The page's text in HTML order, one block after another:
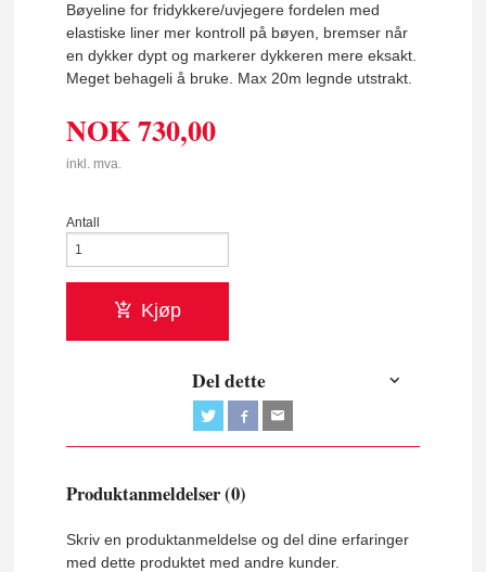
Bøyeline for fridykkere/uvjegere fordelen med
elastiske liner mer kontroll på bøyen, bremser når
en dykker dypt og markerer dykkeren mere eksakt.
Meget behageli å bruke. Max 20m legnde utstrakt.
NOK730,00
inkl. mva.
Antall
Kjøp
Del dette
Produktanmeldelser (0)
Skriv en produktanmeldelse og del dine erfaringer
med dette produktet med andre kunder.